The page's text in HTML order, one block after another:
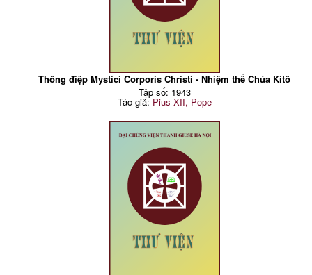
Thông điệp Mystici Corporis Christi - Nhiệm thể Chúa Kitô
Tập số: 1943
Tác giả: Pius XII, Pope